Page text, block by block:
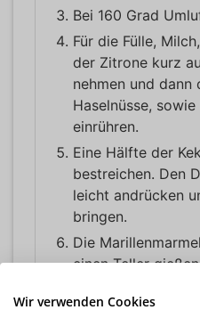
Bei 160 Grad
Für die Fülle,
der Zitrone kurz
nehmen und dann
Haselnüsse,
einrühren.
Eine Hälfte der
bestreichen. Den
leicht andrücken
bringen.
Die
einen Teller
darin wälzen und
wälzen.
Wir verwenden Cookies